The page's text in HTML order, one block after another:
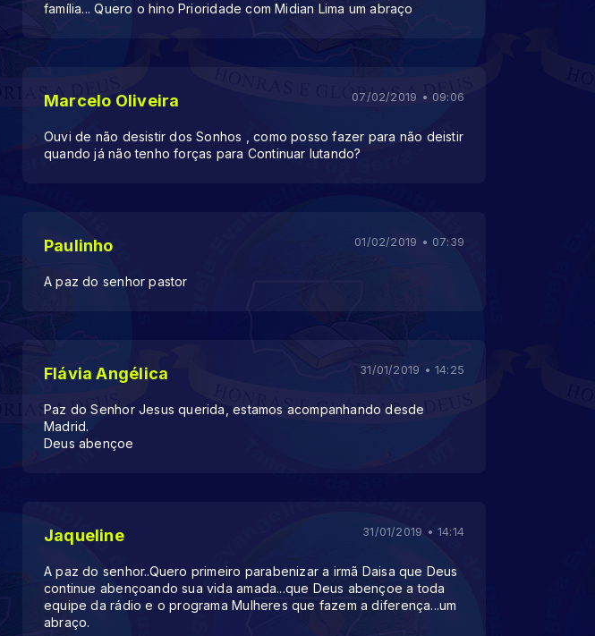
família... Quero o hino Prioridade com Midian Lima um abraço
Marcelo Oliveira 07/02/2019 • 09:06
Ouvi de não desistir dos Sonhos , como posso fazer para não deistir
quando já não tenho forças para Continuar lutando?
Paulinho 01/02/2019 • 07:39
A paz do senhor pastor
Flávia Angélica 31/01/2019 • 14:25
Paz do Senhor Jesus querida, estamos acompanhando desde
Madrid.
Deus abençoe
Jaqueline 31/01/2019 • 14:14
A paz do senhor..Quero primeiro parabenizar a irmã Daisa que Deus
continue abençoando sua vida amada...que Deus abençoe a toda
equipe da rádio e o programa Mulheres que fazem a diferença...um
abraço.